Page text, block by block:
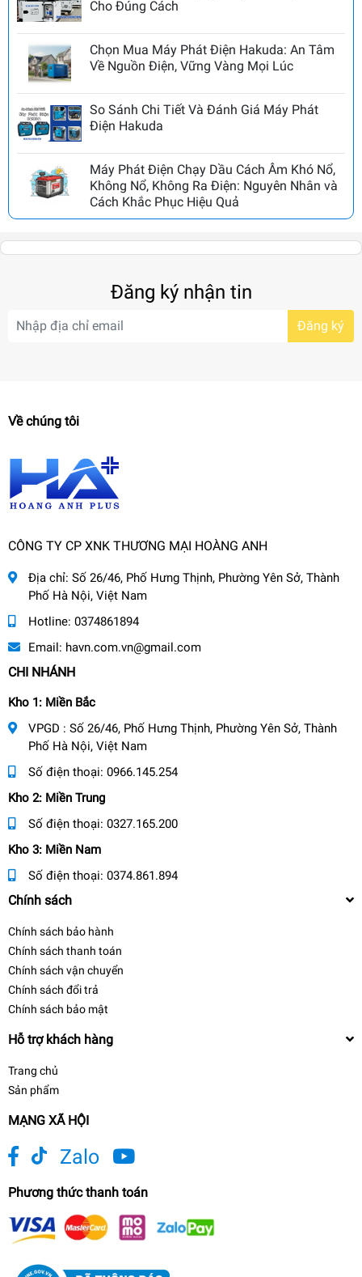
Cho Đúng Cách
Chọn Mua Máy Phát Điện Hakuda: An Tâm
Về Nguồn Điện, Vững Vàng Mọi Lúc
So Sánh Chi Tiết Và Đánh Giá Máy Phát
Điện Hakuda
Máy Phát Điện Chạy Dầu Cách Âm Khó Nổ,
Không Nổ, Không Ra Điện: Nguyên Nhân và
Cách Khắc Phục Hiệu Quả
Đăng ký nhận tin
Đăng ký
Về chúng tôi
CÔNG TY CP XNK THƯƠNG MẠI HOÀNG ANH
Địa chỉ: Số 26/46, Phố Hưng Thịnh, Phường Yên Sở, Thành
Phố Hà Nội, Việt Nam
Hotline: 0374861894
Email: havn.com.vn@gmail.com
CHI NHÁNH
Kho 1: Miền Bắc
VPGD : Số 26/46, Phố Hưng Thịnh, Phường Yên Sở, Thành
Phố Hà Nội, Việt Nam
Số điện thoại: 0966.145.254
Kho 2: Miền Trung
Số điện thoại: 0327.165.200
Kho 3: Miền Nam
Số điện thoại: 0374.861.894
Chính sách
Chính sách bảo hành
Chính sách thanh toán
Chính sách vận chuyển
Chính sách đổi trả
Chính sách bảo mật
Hỗ trợ khách hàng
Trang chủ
Sản phẩm
MẠNG XÃ HỘI
Zalo
Phương thức thanh toán